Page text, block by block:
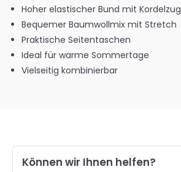
Hoher elastischer Bund mit Kordelzug
Bequemer Baumwollmix mit Stretch
Praktische Seitentaschen
Ideal für warme Sommertage
Vielseitig kombinierbar
Können wir Ihnen helfen?